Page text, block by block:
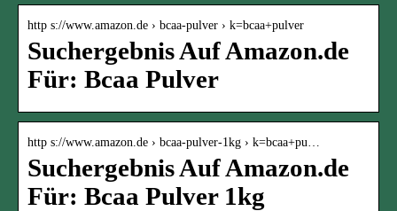
http s://www.amazon.de › bcaa-pulver › k=bcaa+pulver
Suchergebnis Auf Amazon.de
Für: Bcaa Pulver
http s://www.amazon.de › bcaa-pulver-1kg › k=bcaa+pu…
Suchergebnis Auf Amazon.de
Für: Bcaa Pulver 1kg